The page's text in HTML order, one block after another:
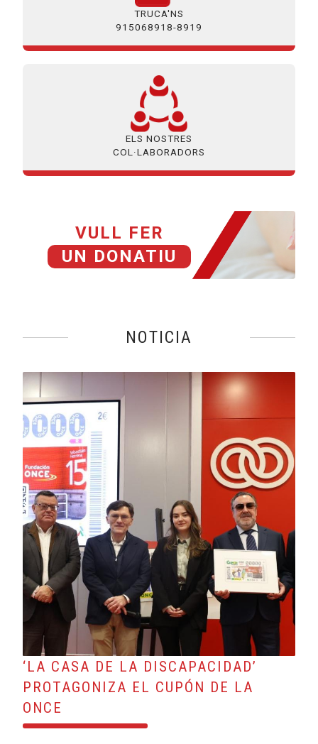
TRUCA'NS
915068918-8919
ELS NOSTRES
COL·LABORADORS
VULL FER
UN DONATIU
NOTICIA
‘LA CASA DE LA DISCAPACIDAD’
PROTAGONIZA EL CUPÓN DE LA
ONCE